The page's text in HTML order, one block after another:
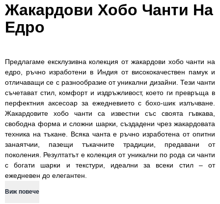
Жакардови Хобо Чанти На
Едро
Предлагаме ексклузивна колекция от жакардови хобо чанти на
едро, ръчно изработени в Индия от висококачествен памук и
отличаващи се с разнообразие от уникални дизайни. Тези чанти
съчетават стил, комфорт и издръжливост, което ги превръща в
перфектния аксесоар за ежедневието с бохо-шик излъчване.
Жакардовите хобо чанти са известни със своята гъвкава,
свободна форма и сложни шарки, създадени чрез жакардовата
техника на тъкане. Всяка чанта е ръчно изработена от опитни
занаятчии, пазещи тъкачните традиции, предавани от
поколения. Резултатът е колекция от уникални по рода си чанти
с богати шарки и текстури, идеални за всеки стил – от
ежедневен до елегантен.
Виж повече